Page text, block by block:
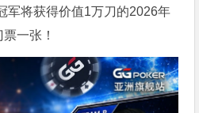
军将获得价值1万刀的2026年
一张！